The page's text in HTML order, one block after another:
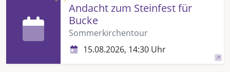
Andacht zum Steinfest für
Bucke
Sommerkirchentour
15.08.2026, 14:30 Uhr